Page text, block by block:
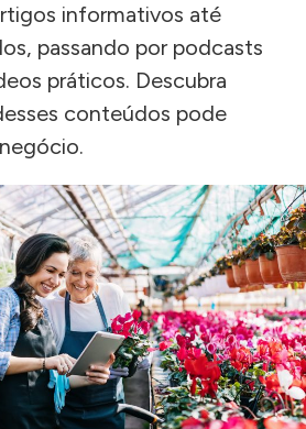
informativos até
passando por podcasts
práticos. Descubra
conteúdos pode